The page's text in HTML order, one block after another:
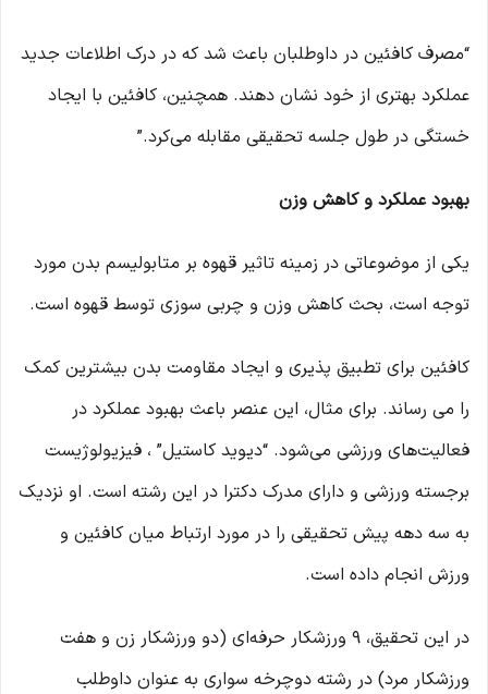
“مصرف کافئین در داوطلبان باعث شد که در درک اطلاعات جدید
عملکرد بهتری از خود نشان دهند. همچنین، کافئین با ایجاد
خستگی در طول جلسه تحقیقی مقابله می‌کرد.”
بهبود عملکرد و کاهش وزن
یکی از موضوعاتی در زمینه تاثیر قهوه بر متابولیسم بدن مورد
توجه است، بحث کاهش وزن و چربی سوزی توسط قهوه است.
کافئین برای تطبیق‌ پذیری و ایجاد مقاومت بدن بیشترین کمک
را می‌ رساند. برای مثال، این عنصر باعث بهبود عملکرد در
فعالیت‌های ورزشی می‌شود. “دیوید کاستیل” ، فیزیولوژیست
برجسته ورزشی و دارای مدرک دکترا در این رشته است. او نزدیک
به سه دهه پیش تحقیقی را در مورد ارتباط میان کافئین و
ورزش انجام داده است.
در این تحقیق، 9 ورزشکار حرفه‌ای (دو ورزشکار زن و هفت
ورزشکار مرد) در رشته دوچرخه سواری به عنوان داوطلب